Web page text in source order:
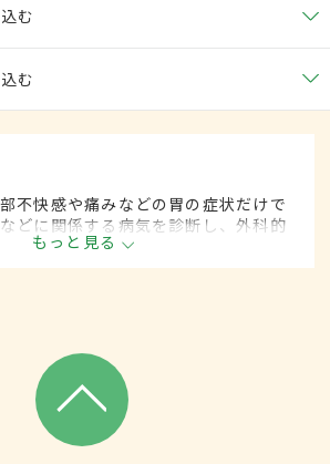
む
む
不快感や痛みなどの胃の症状だけで
どに関係する病気を診断し、外科的
する内科の一領域です。平成20年4
胃腸科と呼ばれていました。
もっと見る